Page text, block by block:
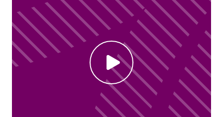
Voir la vidéo
Click to enable Youtube cookies and see content